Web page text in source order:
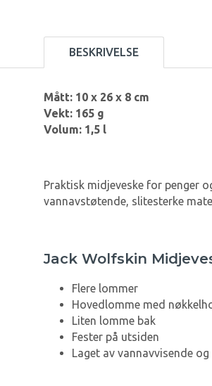
BESKRIVELSE
Mått: 10 x 26 x 8 cm
Vekt: 165 g
Volum: 1,5 l
Praktisk midjeveske for penger
vannavstøtende, slitesterke
Jack Wolfskin
Flere lommer
Hovedlomme med
Liten lomme bak
Fester på utsiden
Laget av vannavvisende